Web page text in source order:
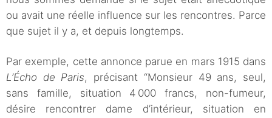
ou avait une réelle influence sur les rencontres. Parce
que sujet il y a, et depuis longtemps.
Par exemple, cette annonce parue en mars 1915 dans
L’Écho de Paris, précisant “Monsieur 49 ans, seul,
sans famille, situation 4 000 francs, non-fumeur,
désire rencontrer dame d’intérieur, situation en